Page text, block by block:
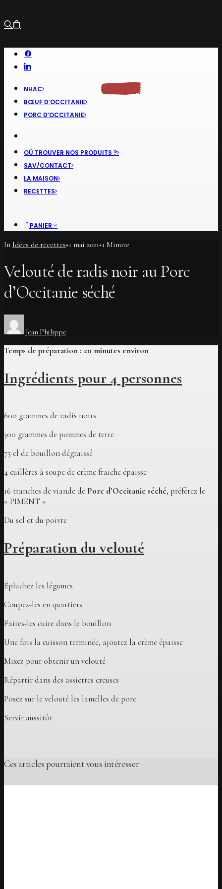
NHAC
BŒUF D’OCCITANIE
PORC D’OCCITANIE
OÙ TROUVER NOS PRODUITS ?
SAV/CONTACT
LA MAISON
RECETTES
PANIER
In Idées de recettes•1 mai 2021•1 Minute
Velouté de radis noir au Porc
d’Occitanie séché
Jean Philippe
Temps de préparation : 20 minutes environ
Ingrédients pour 4 personnes
600 grammes de radis noirs
300 grammes de pommes de terre
75 cl de bouillon dégraissé
4 cuillères à soupe de crème fraiche épaisse
16 tranches de viande de Porc d’Occitanie séché, préférez le
« PIMENT »
Du sel et du poivre
Préparation du velouté
Épluchez les légumes
Coupez-les en quartiers
Faites-les cuire dans le bouillon
Une fois la cuisson terminée, ajoutez la crème épaisse
Mixez pour obtenir un velouté
Répartir dans des assiettes creuses
Posez sur le velouté les lamelles de porc
Servir aussitôt
Ces articles pourraient vous intéresser